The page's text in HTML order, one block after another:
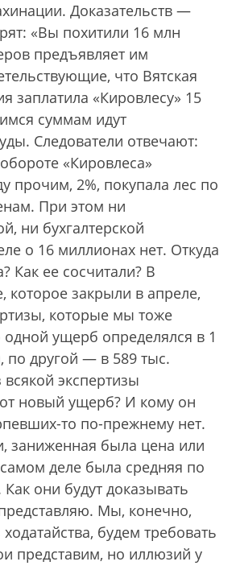
Доказательств —
«Вы похитили 16 млн
предъявляет им
что Вятская
заплатила «Кировлесу» 15
суммам идут
Следователи отвечают:
«Кировлеса»
прочим, 2%, покупала лес по
При этом ни
ни бухгалтерской
о 16 миллионах нет. Откуда
Как ее сосчитали? В
которое закрыли в апреле,
которые мы тоже
ущерб определялся в 1
по другой — в 589 тыс.
экспертизы
новый ущерб? И кому он
то по-прежнему нет.
заниженная была цена или
деле была средняя по
они будут доказывать
Мы, конечно,
будем требовать
представим, но иллюзий у